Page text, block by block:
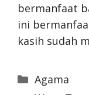
bermanfaat
ini
kasih sudah
Categories
Agama